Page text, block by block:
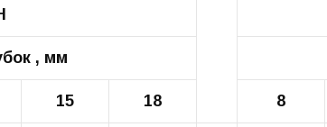
, мм
15 18 8